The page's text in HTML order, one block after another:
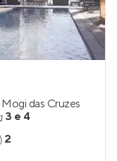
Mogi das Cruzes
3 e 4
2